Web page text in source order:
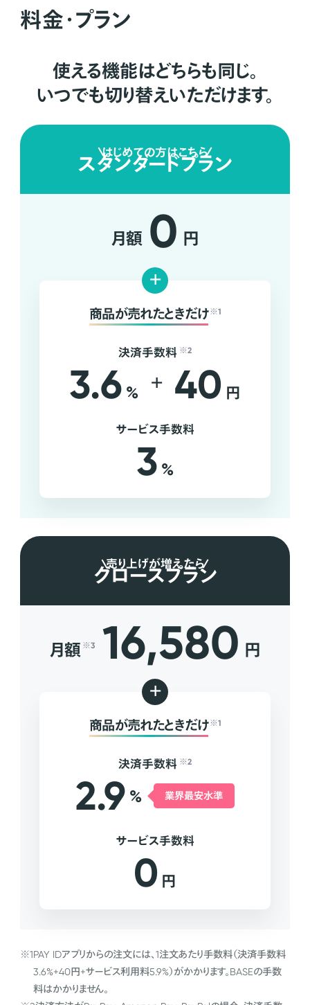
料金・プラン
使える機能はどちらも同じ。
いつでも切り替えいただけます。
はじめての方はこちら
スタンダードプラン
月額 0 円
+
商品が売れたときだけ ※1
決済手数料 ※2
3.6 % + 40 円
サービス手数料
3 %
売り上げが増えたら
グロースプラン
月額 ※3 16,580 円
+
商品が売れたときだけ ※1
決済手数料 ※2
2.9 % 業界最安水準
サービス手数料
0 円
※1PAY IDアプリからの注文には、1注文あたり手数料（決済手数料
3.6%+40円+サービス利用料5.9%）がかかります。BASEの手数
料はかかりません。